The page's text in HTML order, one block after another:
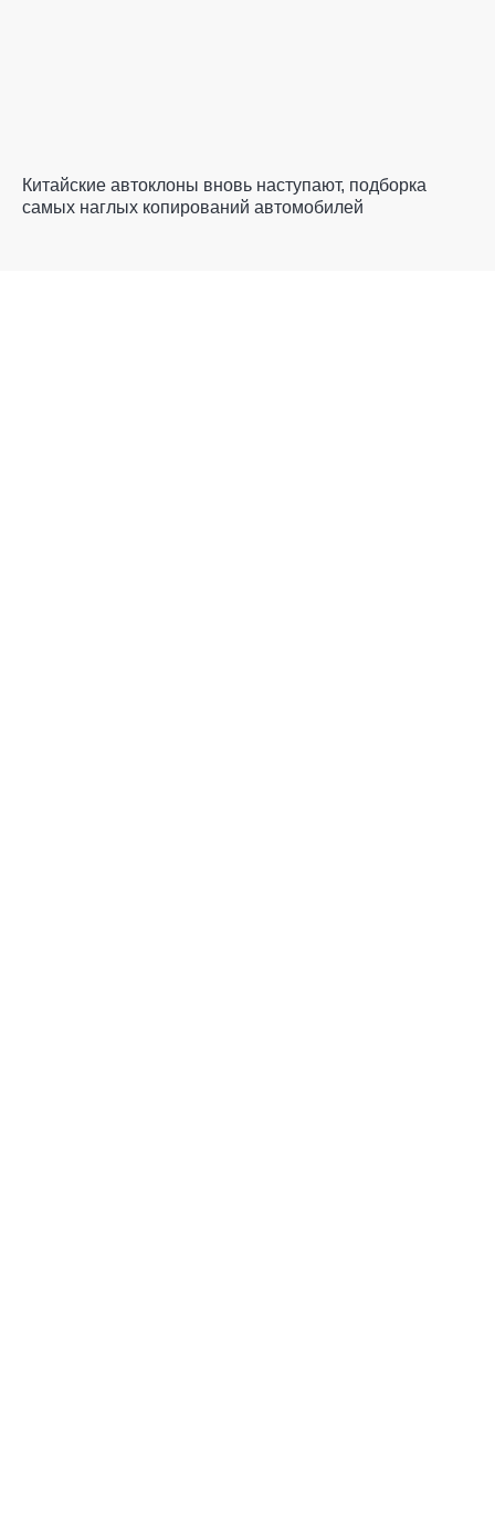
Китайские автоклоны вновь наступают, подборка
самых наглых копирований автомобилей